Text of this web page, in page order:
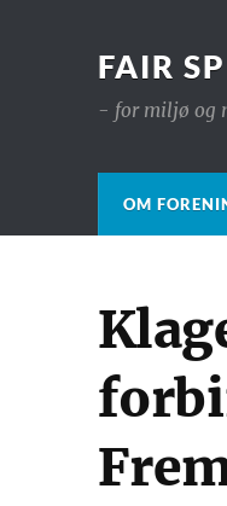
FAIR
- for miljø og
OM